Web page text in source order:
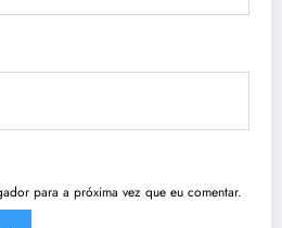
para a próxima vez que eu comentar.